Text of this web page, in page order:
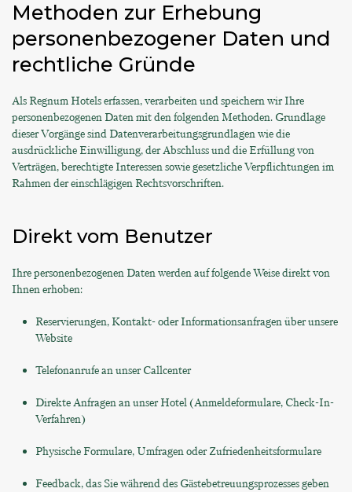
Methoden zur Erhebung
personenbezogener Daten und
rechtliche Gründe
Als Regnum Hotels erfassen, verarbeiten und speichern wir Ihre
personenbezogenen Daten mit den folgenden Methoden. Grundlage
dieser Vorgänge sind Datenverarbeitungsgrundlagen wie die
ausdrückliche Einwilligung, der Abschluss und die Erfüllung von
Verträgen, berechtigte Interessen sowie gesetzliche Verpflichtungen im
Rahmen der einschlägigen Rechtsvorschriften.
Direkt vom Benutzer
Ihre personenbezogenen Daten werden auf folgende Weise direkt von
Ihnen erhoben:
Reservierungen, Kontakt- oder Informationsanfragen über unsere
Website
Telefonanrufe an unser Callcenter
Direkte Anfragen an unser Hotel (Anmeldeformulare, Check-In-
Verfahren)
Physische Formulare, Umfragen oder Zufriedenheitsformulare
Feedback, das Sie während des Gästebetreuungsprozesses geben